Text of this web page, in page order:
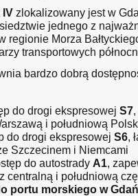
IV zlokalizowany jest w
jednego z
regionie Morza
transportowych
bardzo dobrą
do drogi ekspresowej S7
i południową
do drogi ekspresowej S6,
Szczecinem i Niemcami
do autostrady A1,
centralną i południową
portu morskiego w